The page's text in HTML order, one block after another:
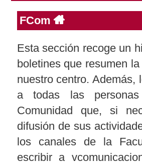
Reservas
Calendario Lectivo
Horarios
Exámenes Grado
FCom
Esta sección recoge un
boletines que resumen
nuestro centro. Además,
a todas las
Comunidad que, si
difusión de sus
los canales de la
escribir a